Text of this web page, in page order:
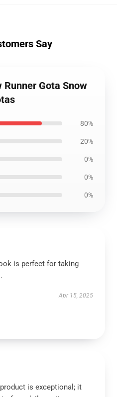
Say
Gota Snow
80%
20%
0%
0%
0%
is perfect for taking
Apr 15, 2025
is exceptional; it